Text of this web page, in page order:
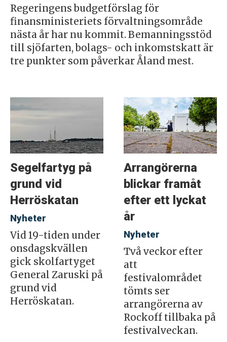
Regeringens budgetförslag för
finansministeriets förvaltningsområde
nästa år har nu kommit. Bemanningsstöd
till sjöfarten, bolags- och inkomstskatt är
tre punkter som påverkar Åland mest.
Segelfartyg på
grund vid
Herröskatan
Nyheter
Vid 19-tiden under
onsdagskvällen
gick skolfartyget
General Zaruski på
grund vid
Herröskatan.
Arrangörerna
blickar framåt
efter ett lyckat
år
Nyheter
Två veckor efter
att
festivalområdet
tömts ser
arrangörerna av
Rockoff tillbaka på
festivalveckan.